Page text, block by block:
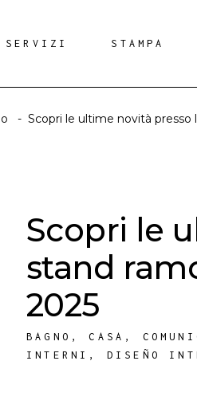
SERVIZI STAMPA
- Scopri le ultime novità
Scopri le
stand
2025
BAGNO ,CASA ,
INTERNI , DISEÑO